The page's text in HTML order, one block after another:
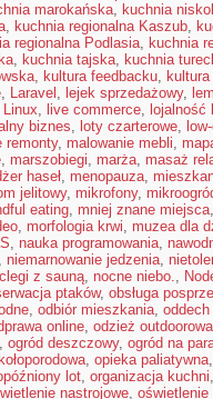
marokańska, kuchnia
, kuchnia regionalna Kaszub,
regionalna Podlasia, kuchnia
, kuchnia tajska, kuchnia
, kultura feedbacku,
, Laravel , lejek sprzedażowy,
Linux, live commerce, lojalność
biznes, loty czarterowe,
remonty, malowanie mebli,
, marszobiegi, marża, masaż
haseł, menopauza,
jelitowy, mikrofony,
eating, mniej znane miejsca
, morfologia krwi, muzea dla
, nauka programowania,
niemarnowanie jedzenia,
z sauną, nocne niebo.,
ptaków, obsługa
, odbiór mieszkania, oddech
online, odzież outdoorowa
, ogród deszczowy, ogród na
, opieka paliatywna
lot, organizacja kuchni
nastrojowe, oświetlenie